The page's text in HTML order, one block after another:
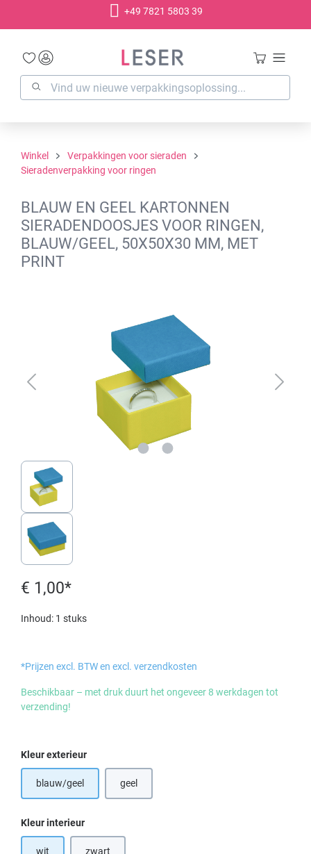
+49 7821 5803 39
Winkel
Verpakkingen voor sieraden
Sieradenverpakking voor ringen
BLAUW EN GEEL KARTONNEN
SIERADENDOOSJES VOOR RINGEN,
BLAUW/GEEL, 50X50X30 MM, MET
PRINT
€ 1,00*
Inhoud: 1 stuks
*Prijzen excl. BTW en excl. verzendkosten
Beschikbaar – met druk duurt het ongeveer 8 werkdagen tot
verzending!
Selecteer
Kleur exterieur
blauw/geel geel(Deze optie is momenteel niet beschikbaar.)
Selecteer
Kleur interieur
wit zwart